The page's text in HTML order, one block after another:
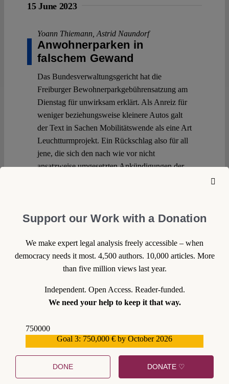
15 June 2023
Yoann Thiemann Astrid Naundorf
Anwohnerparken in
falschem Gewand
Das Bundesverwaltungsgericht hat die
Freiburger Bewohnerparkgebührensatzung am
Dienstag für unwirksam erklärt. Als Anreiz für
weniger beziehungsweise kleinere Autos galt
der Text in Sachen Mobilitätswende als eine Art
Leuchtturmprojekt. Ein Rückschlag also für all
jene, die sich den nach wie vor nicht
ansatzweise umgesetzten Ankündigungen der
Bemessung anhand der Fahrzeuglänge bleiben
Continue reading >>
Support our Work with a Donation
We make expert legal analysis freely accessible – when
democracy needs it most. 4,500 authors. 10,000 articles. More
than five million views last year.
Independent. Open Access. Reader-funded.
We need your help to keep it that way.
750000
Goal 3: 750,000 € by October 2026
DONE DONATE ♡